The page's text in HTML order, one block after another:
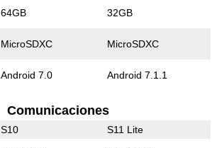
64GB 32GB
MicroSDXC MicroSDXC
Android 7.0 Android 7.1.1
Comunicaciones
S10 S11 Lite